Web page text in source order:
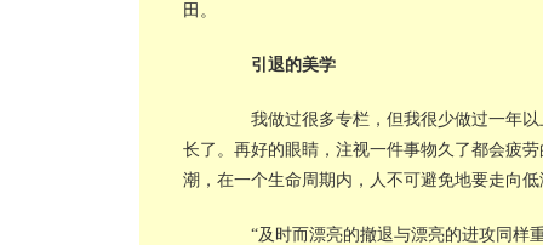
田。
引退的美学
我做过很多专栏，但我很少做过一年以
长了。再好的眼睛，注视一件事物久了都会疲
潮，在一个生命周期内，人不可避免地要走向
“及时而漂亮的撤退与漂亮的进攻同样重